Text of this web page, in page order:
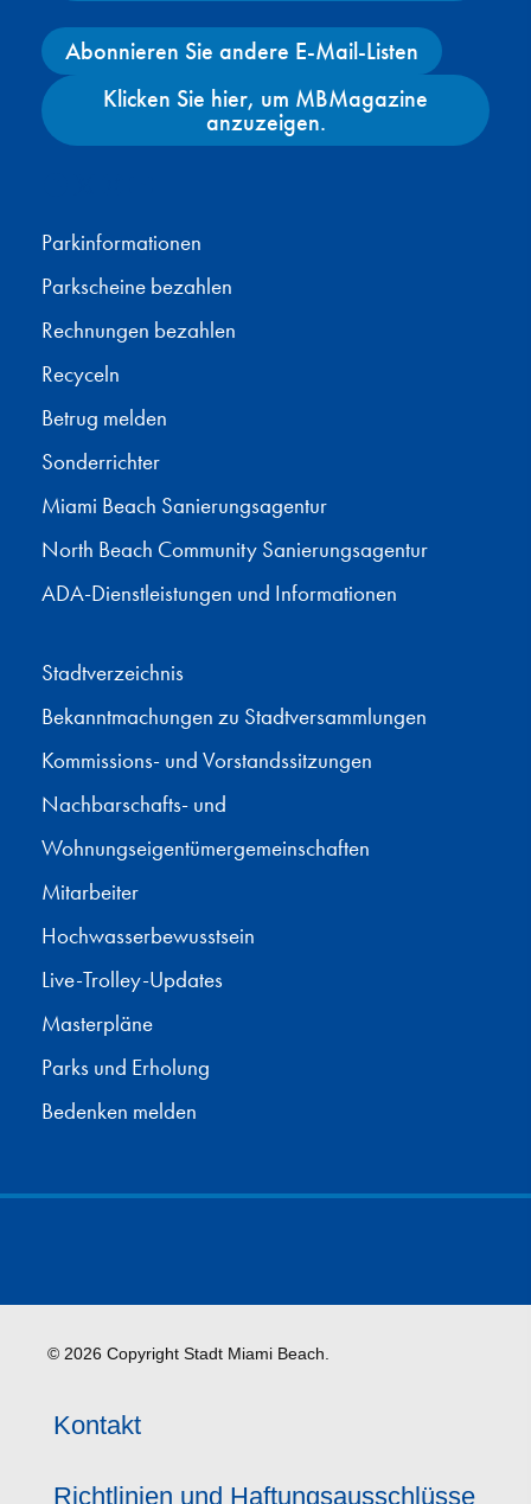
Abonnieren Sie andere E-Mail-Listen
Klicken Sie hier, um MBMagazine
anzuzeigen.
Parkinformationen
Parkscheine bezahlen
Rechnungen bezahlen
Recyceln
Betrug melden
Sonderrichter
Miami Beach Sanierungsagentur
North Beach Community Sanierungsagentur
ADA-Dienstleistungen und Informationen
Stadtverzeichnis
Bekanntmachungen zu Stadtversammlungen
Kommissions- und Vorstandssitzungen
Nachbarschafts- und
Wohnungseigentümergemeinschaften
Mitarbeiter
Hochwasserbewusstsein
Live-Trolley-Updates
Masterpläne
Parks und Erholung
Bedenken melden
© 2026 Copyright Stadt Miami Beach.
Kontakt
Richtlinien und Haftungsausschlüsse